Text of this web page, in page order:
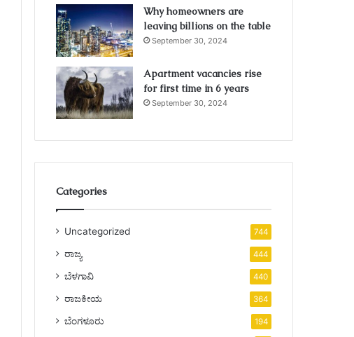
Why homeowners are
leaving billions on the table
September 30, 2024
Apartment vacancies rise
for first time in 6 years
September 30, 2024
Categories
Uncategorized 744
ರಾಜ್ಯ 444
ಬೆಳಗಾವಿ 440
ರಾಜಕೀಯ 364
ಬೆಂಗಳೂರು 194